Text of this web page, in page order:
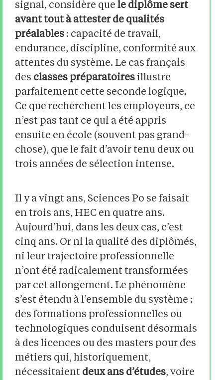
signal, considère que le diplôme sert
avant tout à attester de qualités
préalables: capacité de travail,
endurance, discipline, conformité aux
attentes du système. Le cas français
des classes préparatoiresillustre
parfaitement cette seconde logique.
Ce que recherchent les employeurs, ce
n’est pas tant ce qui a été appris
ensuite en école (souvent pas grand-
chose), que le fait d’avoir tenu deux ou
trois années de sélection intense.
Il y a vingt ans, Sciences Po se faisait
en trois ans, HEC en quatre ans.
Aujourd’hui, dans les deux cas, c’est
cinq ans. Or ni la qualité des diplômés,
ni leur trajectoire professionnelle
n’ont été radicalement transformées
par cet allongement. Le phénomène
s’est étendu à l’ensemble du système :
des formations professionnelles ou
technologiques conduisent désormais
à des licences ou des masters pour des
métiers qui, historiquement,
nécessitaient deux ans d’études, voire